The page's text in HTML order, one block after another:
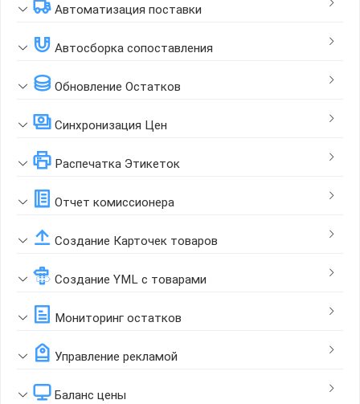
Автоматизация поставки
Автосборка сопоставления
Обновление Остатков
Синхронизация Цен
Распечатка Этикеток
Отчет комиссионера
Создание Карточек товаров
Создание YML с товарами
Мониторинг остатков
Управление рекламой
Баланс цены